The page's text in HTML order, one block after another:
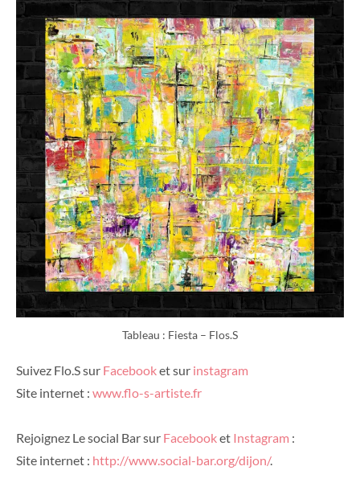
Tableau : Fiesta – Flos.S
Suivez Flo.S sur Facebooket sur instagram
Site internet : www.flo-s-artiste.fr
Rejoignez Le social Bar sur Facebooket Instagram :
Site internet : http://www.social-bar.org/dijon/.